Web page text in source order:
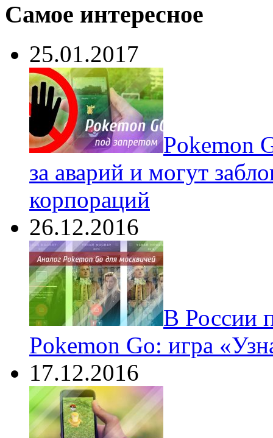
Самое интересное
25.01.2017
Pokеmon
за аварий и могут
корпораций
26.12.2016
В России
Pokemon Go: игра
17.12.2016